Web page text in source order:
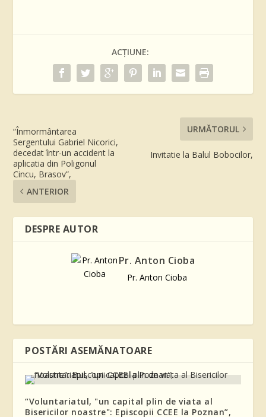
ACȚIUNE:
“Înmormântarea
Sergentului Gabriel Nicorici,
decedat într-un accident la
aplicatia din Poligonul
Cincu, Brasov”,
ANTERIOR
URMĂTORUL
Invitatie la Balul Bobocilor,
DESPRE AUTOR
Pr. Anton Cioba
Pr. Anton Cioba
POSTĂRI ASEMĂNATOARE
“Voluntariatul, "un capital plin de viata al
Bisericilor noastre": Episcopii CCEE la Poznan”,